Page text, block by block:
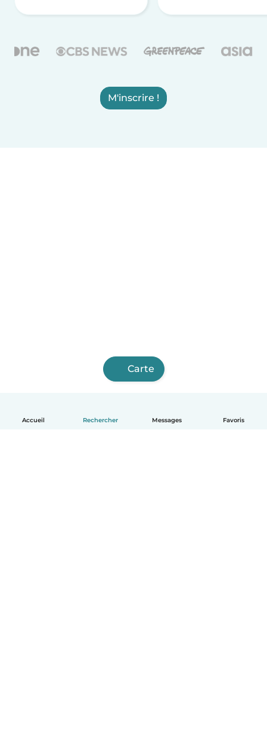
Accueil Rechercher Messages Favoris
M'inscrire !
Carte